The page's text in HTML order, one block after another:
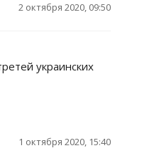
2 октября 2020, 09:50
украинских
1 октября 2020, 15:40